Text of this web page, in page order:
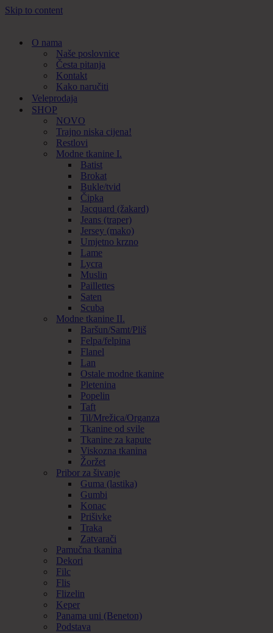
Skip to content
O nama
Naše poslovnice
Česta pitanja
Kontakt
Kako naručiti
Veleprodaja
SHOP
NOVO
Trajno niska cijena!
Restlovi
Modne tkanine I.
Batist
Brokat
Bukle/tvid
Čipka
Jacquard (žakard)
Jeans (traper)
Jersey (mako)
Umjetno krzno
Lame
Lycra
Muslin
Paillettes
Saten
Scuba
Modne tkanine II.
Baršun/Samt/Pliš
Felpa/felpina
Flanel
Lan
Ostale modne tkanine
Pletenina
Popelin
Taft
Til/Mrežica/Organza
Tkanine od svile
Tkanine za kapute
Viskozna tkanina
Žoržet
Pribor za šivanje
Guma (lastika)
Gumbi
Konac
Prišivke
Traka
Zatvarači
Pamučna tkanina
Dekori
Filc
Flis
Flizelin
Keper
Panama uni (Beneton)
Podstava